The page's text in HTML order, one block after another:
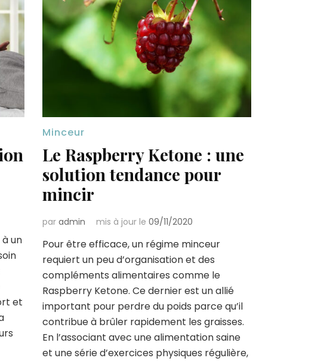
un
et
Minceur
Le Raspberry Ketone : une
solution tendance pour
mincir
par admin mis à jour le 09/11/2020
Pour être efficace, un régime minceur
requiert un peu d’organisation et des
compléments alimentaires comme le
Raspberry Ketone. Ce dernier est un allié
important pour perdre du poids parce qu’il
contribue à brûler rapidement les graisses.
En l’associant avec une alimentation saine
et une série d’exercices physiques régulière,